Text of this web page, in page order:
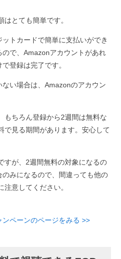
とても簡単です。
トカードで簡単に支払いができ
で、Amazonアカウントがあれ
登録は完了です。
い場合は、Amazonのアカウン
もちろん登録から2週間は無料な
で見る期間があります。安心して
すが、2週間無料の対象になるの
みになるので、間違っても他の
意してください。
ペーンのページをみる >>